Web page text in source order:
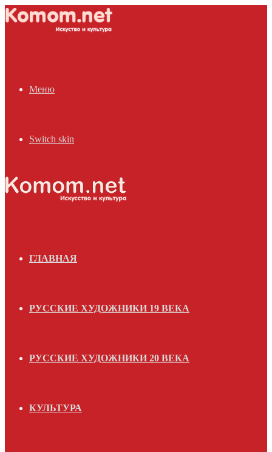
Меню
Switch skin
ГЛАВНАЯ
РУССКИЕ ХУДОЖНИКИ 19 ВЕКА
РУССКИЕ ХУДОЖНИКИ 20 ВЕКА
КУЛЬТУРА